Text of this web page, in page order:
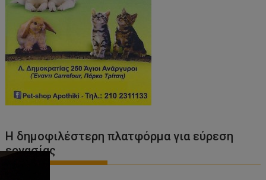
Η δημοφιλέστερη πλατφόρμα για εύρεση
εργασίας